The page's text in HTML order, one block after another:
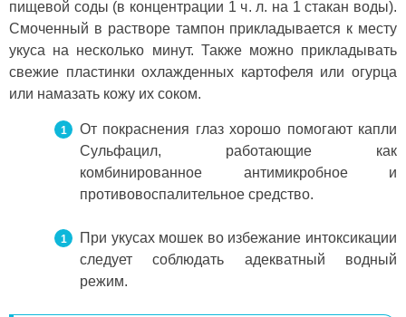
пищевой соды (в концентрации 1 ч. л. на 1 стакан воды).
Смоченный в растворе тампон прикладывается к месту
укуса на несколько минут. Также можно прикладывать
свежие пластинки охлажденных картофеля или огурца
или намазать кожу их соком.
От покраснения глаз хорошо помогают капли
Сульфацил, работающие как
комбинированное антимикробное и
противовоспалительное средство.
При укусах мошек во избежание интоксикации
следует соблюдать адекватный водный
режим.